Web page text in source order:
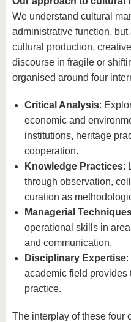
We understand cultural
administrative function,
cultural production,
discourse in fragile or
organised around four
Critical Analysis:
economic and
institutions, heritage
cooperation.
Knowledge Practices:
through observation,
curation as
Managerial
operational skills in
and communication.
Disciplinary Expertise:
academic field provides
practice.
The interplay of these four